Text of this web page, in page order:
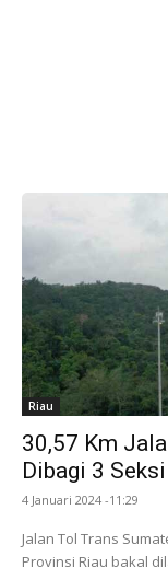
Riau
30,57 Km
Dibagi 3 Seksi
4 Januari 2024 -11:29
Jalan Tol Trans
Provinsi Riau bakal